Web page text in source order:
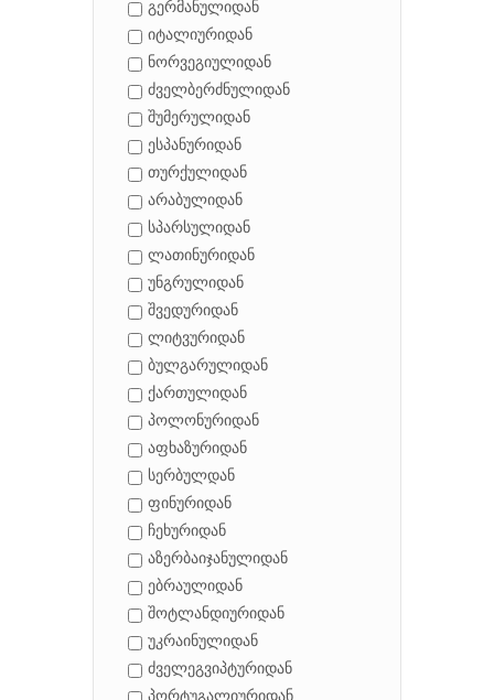
გერმანულიდან
იტალიურიდან
ნორვეგიულიდან
ძველბერძნულიდან
შუმერულიდან
ესპანურიდან
თურქულიდან
არაბულიდან
სპარსულიდან
ლათინურიდან
უნგრულიდან
შვედურიდან
ლიტვურიდან
ბულგარულიდან
ქართულიდან
პოლონურიდან
აფხაზურიდან
სერბულდან
ფინურიდან
ჩეხურიდან
აზერბაიჯანულიდან
ებრაულიდან
შოტლანდიურიდან
უკრაინულიდან
ძველეგვიპტურიდან